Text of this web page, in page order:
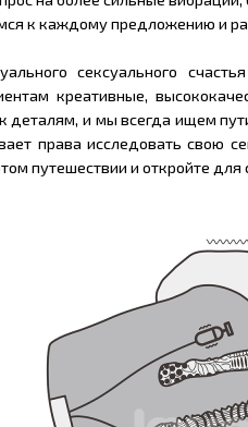
к каждому предложению и
сексуального
креативные,
деталям, и мы всегда ищем
права исследовать свою
путешествии и откройте для